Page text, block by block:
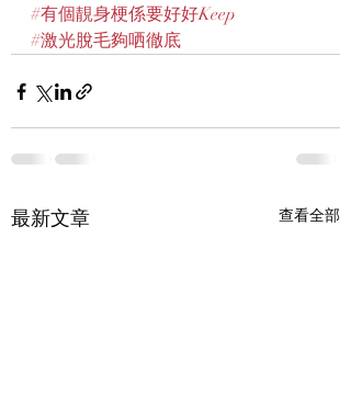
#有個靚身梗係要好好Keep
#激光脫毛夠哂徹底
最新文章 查看全部